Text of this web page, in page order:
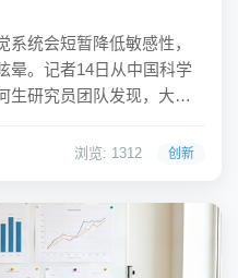
统会短暂降低敏感性，
晕。记者14日从中国科学
生研究员团队发现，大脑
相关研究成果近日发表在
浏览: 1312 创新